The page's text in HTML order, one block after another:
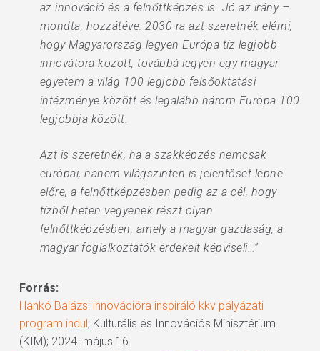
az innováció és a felnőttképzés is. Jó az irány –
mondta, hozzátéve: 2030-ra azt szeretnék elérni,
hogy Magyarország legyen Európa tíz legjobb
innovátora között, továbbá legyen egy magyar
egyetem a világ 100 legjobb felsőoktatási
intézménye között és legalább három Európa 100
legjobbja között.
Azt is szeretnék, ha a szakképzés nemcsak
európai, hanem világszinten is jelentőset lépne
előre, a felnőttképzésben pedig az a cél, hogy
tízből heten vegyenek részt olyan
felnőttképzésben, amely a magyar gazdaság, a
magyar foglalkoztatók érdekeit képviseli…”
Forrás:
Hankó Balázs: innovációra inspiráló kkv pályázati
program indul; Kulturális és Innovációs Minisztérium
(KIM); 2024. május 16.